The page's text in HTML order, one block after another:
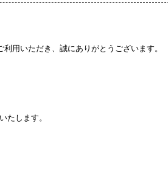
用いただき、誠にありがとうございます。
たします。